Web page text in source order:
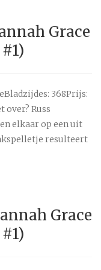
Grace
368Prijs:
over? Russ
elkaar op een uit
resulteert
Grace